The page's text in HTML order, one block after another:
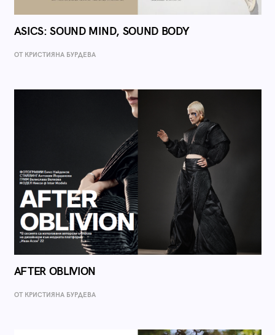
ASICS: SOUND MIND, SOUND BODY
ОТ КРИСТИЯНА БУРДЕВА
AFTER OBLIVION
ОТ КРИСТИЯНА БУРДЕВА